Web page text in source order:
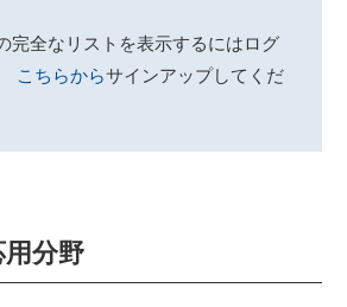
完全なリストを表示するにはログ
こちらからサインアップしてくだ
分野